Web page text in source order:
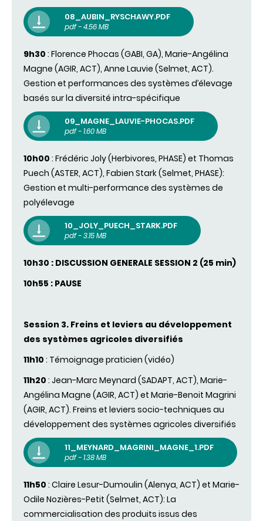
08_AUBIN_RYSCHAWY.PDF
pdf - 4.56 MB
9h30 : Florence Phocas (GABI, GA), Marie-Angélina
Magne (AGIR, ACT), Anne Lauvie (Selmet, ACT).
Gestion et performances des systèmes d’élevage
basés sur la diversité intra-spécifique
09_MAGNE_LAUVIE-PHOCAS.PDF
pdf - 1.60 MB
10h00 : Frédéric Joly (Herbivores, PHASE) et Thomas
Puech (ASTER, ACT), Fabien Stark (Selmet, PHASE):
Gestion et multi-performance des systèmes de
polyélevage
10_JOLY_PUECH_STARK.PDF
pdf - 3.15 MB
10h30 : DISCUSSION GENERALE SESSION 2 (25 min)
10h55 : PAUSE
Session 3. Freins et leviers au développement
des systèmes agricoles diversifiés
11h10 : Témoignage praticien (vidéo)
11h20 : Jean-Marc Meynard (SADAPT, ACT), Marie-
Angélina Magne (AGIR, ACT) et Marie-Benoit Magrini
(AGIR, ACT). Freins et leviers socio-techniques au
développement des systèmes agricoles diversifiés
11_MEYNARD_MAGRINI_MAGNE_1.PDF
pdf - 1.38 MB
11h50 : Claire Lesur-Dumoulin (Alenya, ACT) et Marie-
Odile Nozières-Petit (Selmet, ACT): La
commercialisation des produits issus des